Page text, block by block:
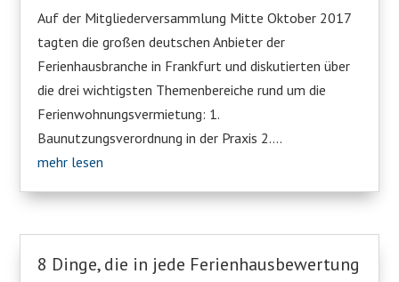
Auf der Mitgliederversammlung Mitte Oktober 2017
tagten die großen deutschen Anbieter der
Ferienhausbranche in Frankfurt und diskutierten über
die drei wichtigsten Themenbereiche rund um die
Ferienwohnungsvermietung: 1.
Baunutzungsverordnung in der Praxis 2....
mehr lesen
8 Dinge, die in jede Ferienhausbewertung